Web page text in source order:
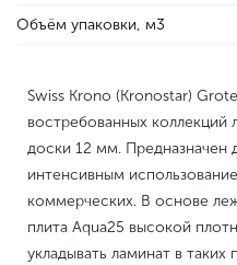
Объём упаковки, м3
Swiss Krono (Kronostar)
востребованных коллекций
доски 12 мм. Предназначен
интенсивным
коммерческих. В основе
плита Aqua25 высокой
укладывать ламинат в